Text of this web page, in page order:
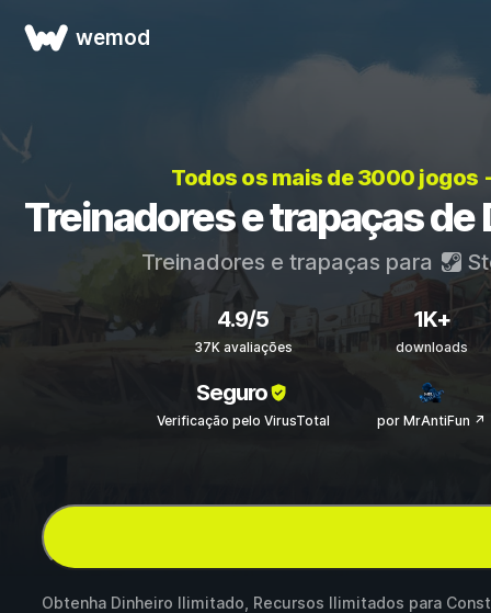
wemod
Todos os mais de 3000 jogos
Treinadores e trapaças de
Treinadores e trapaças para
4.9/5
37K avaliações
1K+
downloads
Seguro
Verificação pelo VirusTotal por MrAntiFun ↗
Obtenha Dinheiro Ilimitado, Recursos Ilimitados para